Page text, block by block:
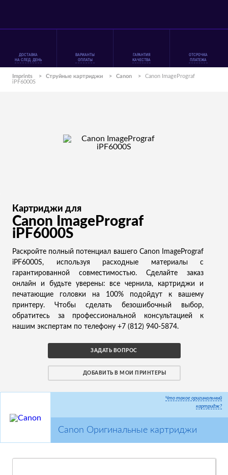
ДОСТАВКА
НА СЛЕД. ДЕНЬ
ВАРИАНТЫ
ОПЛАТЫ
ГАРАНТИЯ
КАЧЕСТВА
ОТСРОЧКА
ПЛАТЕЖА
Imprints > Струйные картриджи > Canon >
Canon ImagePrograf
iPF6000S
Картриджи для
Canon ImagePrograf
iPF6000S
Раскройте полный потенциал вашего Canon ImagePrograf
iPF6000S, используя расходные материалы с
гарантированной совместимостью. Сделайте заказ
онлайн и будьте уверены: все чернила, картриджи и
печатающие головки на 100% подойдут к вашему
принтеру. Чтобы сделать безошибочный выбор,
обратитесь за профессиональной консультацией к
нашим экспертам по телефону +7 (812) 940-5874.
ЗАДАТЬ ВОПРОС
ДОБАВИТЬ В МОИ ПРИНТЕРЫ
Что такое оригинальный
картридж?
Canon Оригинальные картриджи